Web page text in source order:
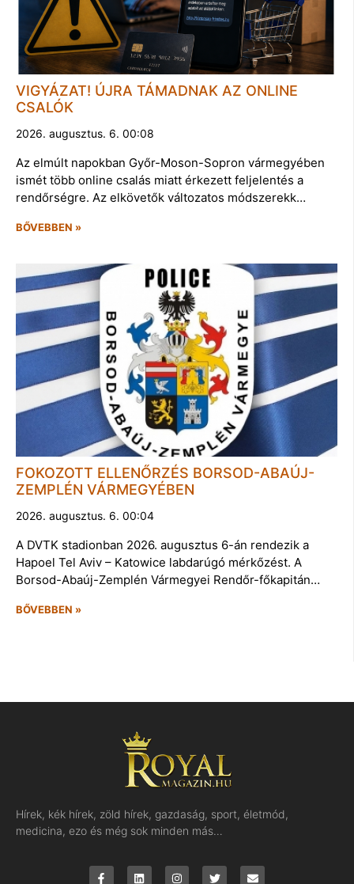
VIGYÁZAT! ÚJRA TÁMADNAK AZ ONLINE
CSALÓK
2026. augusztus. 6. 00:08
Az elmúlt napokban Győr-Moson-Sopron vármegyében
ismét több online csalás miatt érkezett feljelentés a
rendőrségre. Az elkövetők változatos módszerekk…
BŐVEBBEN »
FOKOZOTT ELLENŐRZÉS BORSOD-ABAÚJ-
ZEMPLÉN VÁRMEGYÉBEN
2026. augusztus. 6. 00:04
A DVTK stadionban 2026. augusztus 6-án rendezik a
Hapoel Tel Aviv – Katowice labdarúgó mérkőzést. A
Borsod-Abaúj-Zemplén Vármegyei Rendőr-főkapitán…
BŐVEBBEN »
Hírek, kék hírek, zöld hírek, gazdaság, sport, életmód,
medicina, ezo és még sok minden más…